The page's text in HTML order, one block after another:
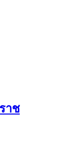
าช